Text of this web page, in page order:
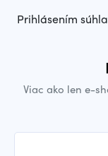
Prihlásením
Viac ako len e-